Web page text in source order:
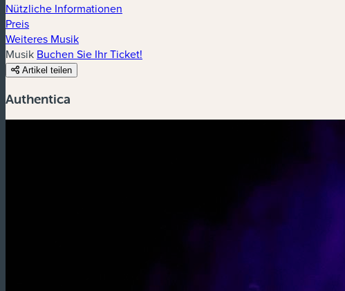
Nützliche Informationen
Preis
Weiteres Musik
Musik Buchen Sie Ihr Ticket!
Artikel teilen
Authentica